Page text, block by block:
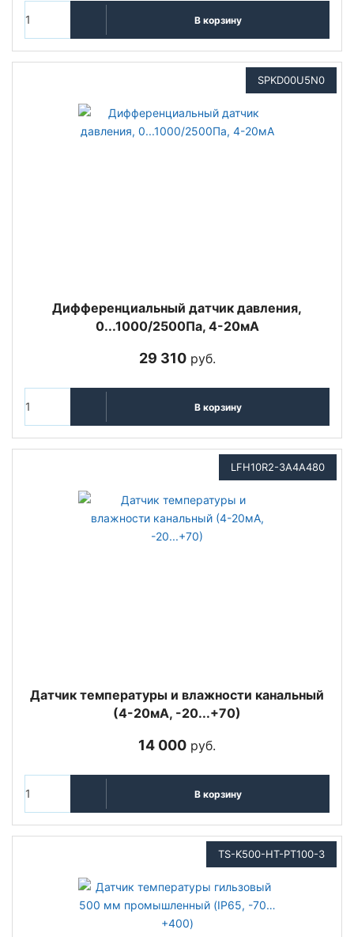
В корзину
SPKD00U5N0
Дифференциальный датчик давления,
0...1000/2500Па, 4-20мА
29 310руб.
В корзину
LFH10R2-3A4A480
Датчик температуры и влажности канальный
(4-20мА, -20...+70)
14 000 руб.
В корзину
TS-K500-HT-PT100-3